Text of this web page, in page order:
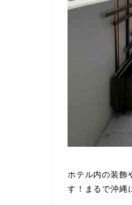
ホテル内の装飾
す！まるで沖縄